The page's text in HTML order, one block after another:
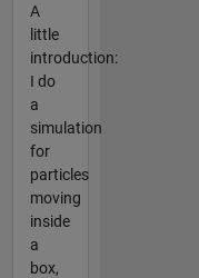
A
little
introduction:
I do
a
simulation
for
particles
moving
inside
a
box,